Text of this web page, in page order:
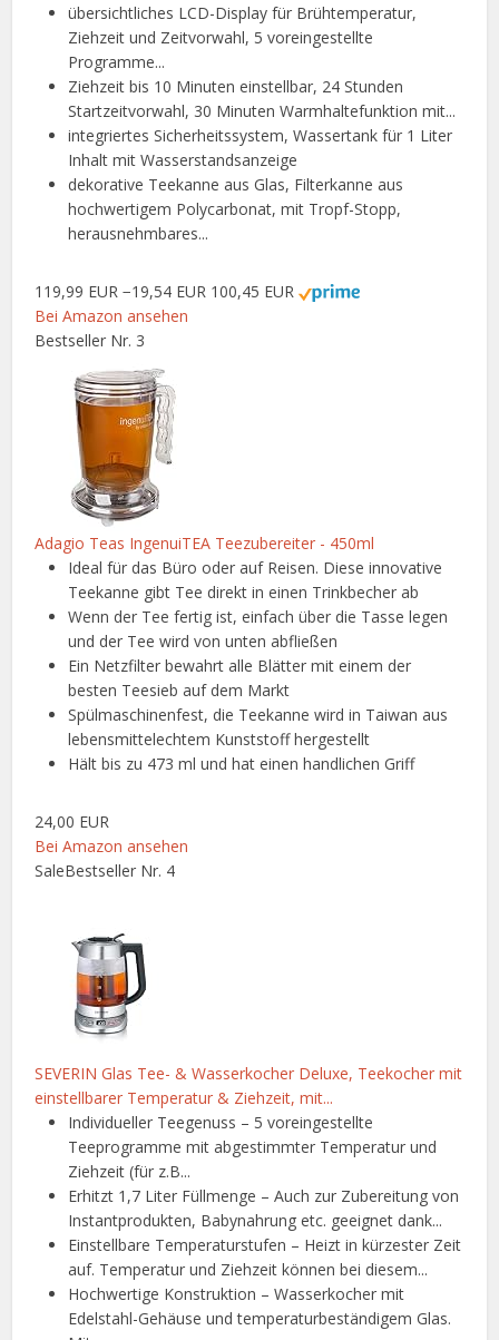
übersichtliches LCD-Display für Brühtemperatur,
Ziehzeit und Zeitvorwahl, 5 voreingestellte
Programme...
Ziehzeit bis 10 Minuten einstellbar, 24 Stunden
Startzeitvorwahl, 30 Minuten Warmhaltefunktion mit...
integriertes Sicherheitssystem, Wassertank für 1 Liter
Inhalt mit Wasserstandsanzeige
dekorative Teekanne aus Glas, Filterkanne aus
hochwertigem Polycarbonat, mit Tropf-Stopp,
herausnehmbares...
119,99 EUR −19,54 EUR 100,45 EUR
Bei Amazon ansehen
Bestseller Nr. 3
Adagio Teas IngenuiTEA Teezubereiter - 450ml
Ideal für das Büro oder auf Reisen. Diese innovative
Teekanne gibt Tee direkt in einen Trinkbecher ab
Wenn der Tee fertig ist, einfach über die Tasse legen
und der Tee wird von unten abfließen
Ein Netzfilter bewahrt alle Blätter mit einem der
besten Teesieb auf dem Markt
Spülmaschinenfest, die Teekanne wird in Taiwan aus
lebensmittelechtem Kunststoff hergestellt
Hält bis zu 473 ml und hat einen handlichen Griff
24,00 EUR
Bei Amazon ansehen
SaleBestseller Nr. 4
SEVERIN Glas Tee- & Wasserkocher Deluxe, Teekocher mit
einstellbarer Temperatur & Ziehzeit, mit...
Individueller Teegenuss – 5 voreingestellte
Teeprogramme mit abgestimmter Temperatur und
Ziehzeit (für z.B...
Erhitzt 1,7 Liter Füllmenge – Auch zur Zubereitung von
Instantprodukten, Babynahrung etc. geeignet dank...
Einstellbare Temperaturstufen – Heizt in kürzester Zeit
auf. Temperatur und Ziehzeit können bei diesem...
Hochwertige Konstruktion – Wasserkocher mit
Edelstahl-Gehäuse und temperaturbeständigem Glas.